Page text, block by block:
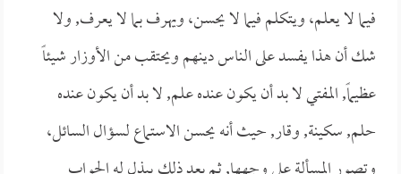
فيما لا يعلم، ويتكلم فيما لا يحسن، ويهرف بما لا يعرف, ولا
شك أن هذا يفسد على الناس دينهم ويحتقب من الأوزار شيئاً
عظيماً, المفتي لا بد أن يكون عنده علم, لا بد أن يكون عنده
حلم, سكينة, وقار, حيث أنه يحسن الاستماع لسؤال السائل،